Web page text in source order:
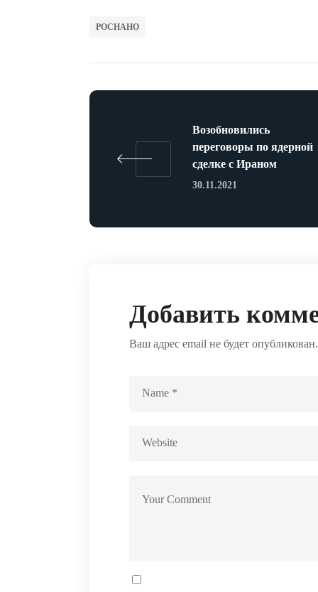
РОСНАНО
Возобновились
переговоры по ядерной
сделке с Ираном
30.11.2021
Добавить
Ваш адрес email не будет опубликован.